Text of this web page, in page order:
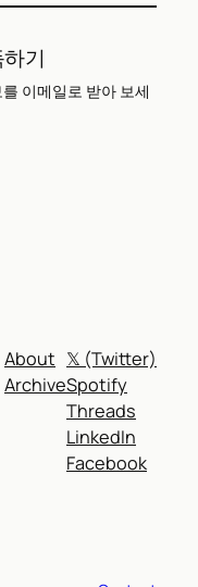
기
이메일로 받아 보세
About
Archive
𝕏 (Twitter)
Spotify
Threads
LinkedIn
Facebook